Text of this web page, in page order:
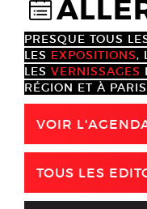
@
PRESQUE TOUS
LES EXPOSITIONS,
LES VERNISSAGES
RÉGION ET À
VOIR
TOUS LES